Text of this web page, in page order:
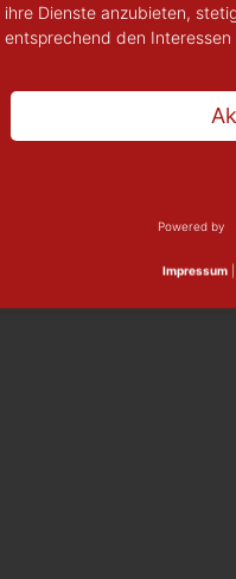
ihre Dienste anzubieten,
entsprechend den Interessen
Powered by
Impressum